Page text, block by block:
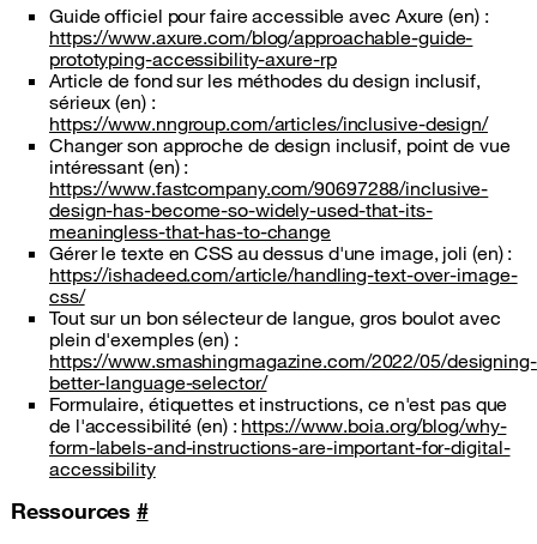
Guide officiel pour faire accessible avec Axure (en) :
https://www.axure.com/blog/approachable-guide-
prototyping-accessibility-axure-rp
Article de fond sur les méthodes du design inclusif,
sérieux (en) :
https://www.nngroup.com/articles/inclusive-design/
Changer son approche de design inclusif, point de vue
intéressant (en) :
https://www.fastcompany.com/90697288/inclusive-
design-has-become-so-widely-used-that-its-
meaningless-that-has-to-change
Gérer le texte en CSS au dessus d'une image, joli (en) :
https://ishadeed.com/article/handling-text-over-image-
css/
Tout sur un bon sélecteur de langue, gros boulot avec
plein d'exemples (en) :
https://www.smashingmagazine.com/2022/05/designing-
better-language-selector/
Formulaire, étiquettes et instructions, ce n'est pas que
de l'accessibilité (en) : https://www.boia.org/blog/why-
form-labels-and-instructions-are-important-for-digital-
accessibility
Ressources #